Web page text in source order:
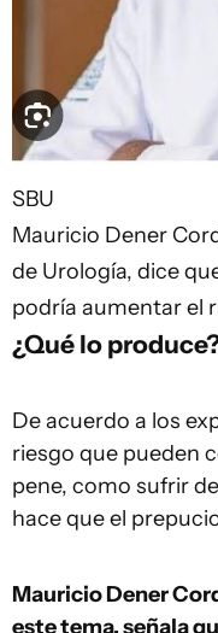
SBU
Mauricio Dener
de Urología, dice
podría aumentar el
¿Qué lo
De acuerdo a los
riesgo que pueden
pene, como sufrir
hace que el
Mauricio Dener
este tema, señala